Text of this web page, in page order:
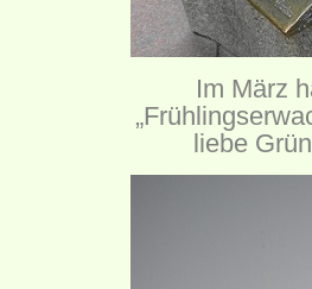
Im März
liebe